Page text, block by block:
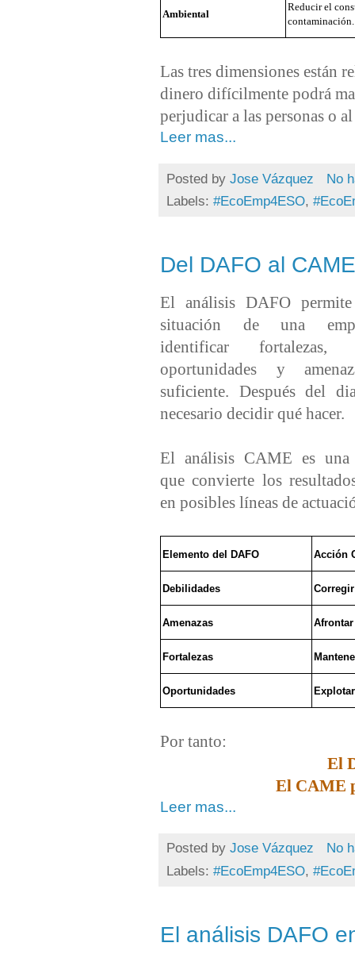
Ambiental
Reducir el
contaminación.
Las tres dimensiones están
dinero difícilmente podrá
perjudicar a las personas o
Leer mas...
Posted by Jose Vázquez
No
Labels: #EcoEmp4ESO,
Del DAFO al
El análisis DAFO
situación de una
identificar fortalezas,
oportunidades y
suficiente. Después del
necesario decidir qué hacer.
El análisis CAME es una
que convierte los
en posibles líneas de
Elemento del DAFO Acción
Debilidades Corregir
Amenazas Afrontar
Fortalezas
Oportunidades Explotar
Por tanto:
El
El CAME
Leer mas...
Posted by Jose Vázquez
No
Labels: #EcoEmp4ESO,
El análisis DAFO